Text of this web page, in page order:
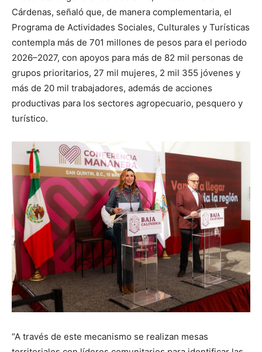
Cárdenas, señaló que, de manera complementaria, el
Programa de Actividades Sociales, Culturales y Turísticas
contempla más de 701 millones de pesos para el periodo
2026–2027, con apoyos para más de 82 mil personas de
grupos prioritarios, 27 mil mujeres, 2 mil 355 jóvenes y
más de 20 mil trabajadores, además de acciones
productivas para los sectores agropecuario, pesquero y
turístico.
“A través de este mecanismo se realizan mesas